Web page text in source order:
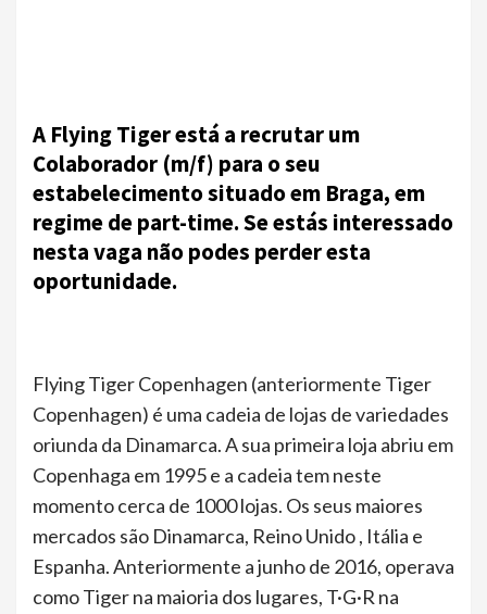
A Flying Tiger está a recrutar um
Colaborador (m/f) para o seu
estabelecimento situado em Braga, em
regime de part-time. Se estás interessado
nesta vaga não podes perder esta
oportunidade.
Flying Tiger Copenhagen (anteriormente Tiger
Copenhagen) é uma cadeia de lojas de variedades
oriunda da Dinamarca. A sua primeira loja abriu em
Copenhaga em 1995 e a cadeia tem neste
momento cerca de 1000 lojas. Os seus maiores
mercados são Dinamarca, Reino Unido , Itália e
Espanha. Anteriormente a junho de 2016, operava
como Tiger na maioria dos lugares, T·G·R na